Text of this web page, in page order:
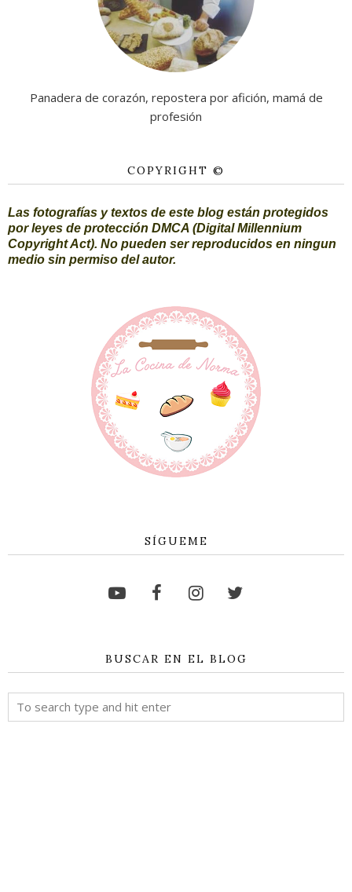
Panadera de corazón, repostera por afición, mamá de
profesión
COPYRIGHT ©
Las fotografías y textos de este blog están protegidos
por leyes de protección DMCA (Digital Millennium
Copyright Act). No pueden ser reproducidos en ningun
medio sin permiso del autor.
SÍGUEME
BUSCAR EN EL BLOG